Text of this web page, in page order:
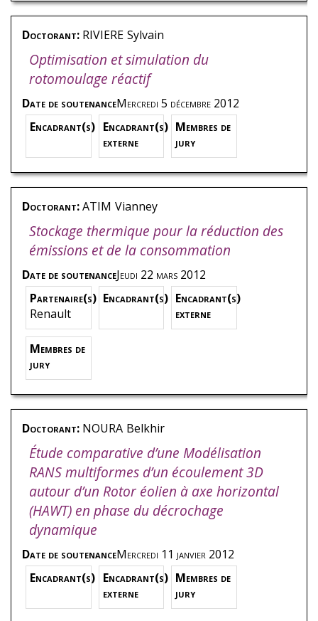
Doctorant: RIVIERE Sylvain
Optimisation et simulation du
rotomoulage réactif
Date de soutenanceMercredi 5 décembre 2012
Encadrant(s) Encadrant(s)
externe
Membres de
jury
Doctorant:ATIM Vianney
Stockage thermique pour la réduction des
émissions et de la consommation
Date de soutenanceJeudi 22 mars 2012
Partenaire(s)
Renault
Encadrant(s) Encadrant(s)
externe
Membres de
jury
Doctorant: NOURA Belkhir
Étude comparative d’une Modélisation
RANS multiformes d’un écoulement 3D
autour d’un Rotor éolien à axe horizontal
(HAWT) en phase du décrochage
dynamique
Date de soutenanceMercredi 11 janvier 2012
Encadrant(s) Encadrant(s)
externe
Membres de
jury